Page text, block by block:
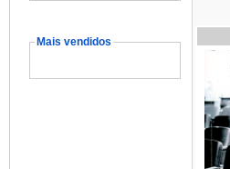
Mais vendidos